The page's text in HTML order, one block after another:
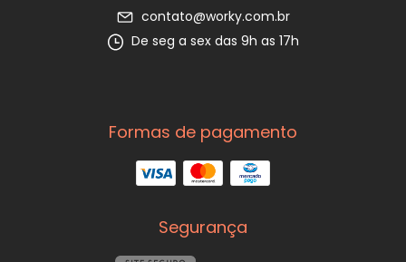
contato@worky.com.br
De seg a sex das 9h as 17h
Formas de pagamento
Segurança